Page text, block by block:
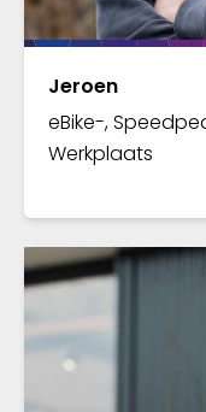
Jeroen
eBike-,
Werkplaats